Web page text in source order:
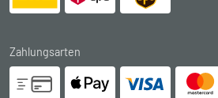
Zahlungsarten